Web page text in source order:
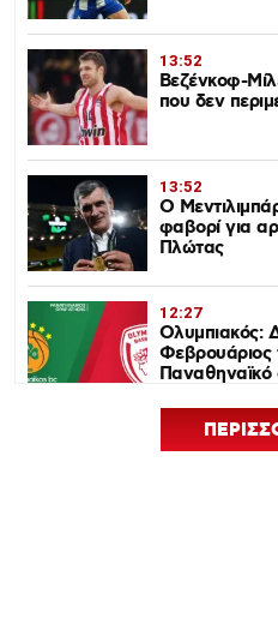
13:52
Βεζένκοφ-
που δεν
13:52
Ο
φαβορί για
Πλώτας
12:27
Ολυμπιακός:
Φεβρουάριος
Euroleague